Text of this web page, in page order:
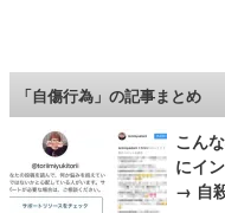
ロケットニュース24
「自傷行為」の記事まとめ
こん
にイ
→ 自